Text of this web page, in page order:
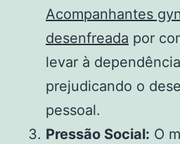
Acompanhantes
desenfreada por
levar à
prejudicando o
pessoal.
Pressão Social: O